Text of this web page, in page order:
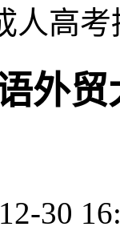
人高
语外
30